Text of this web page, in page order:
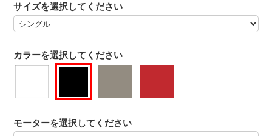
カラーを選択してください
サイズを選択してください
モーターを選択してください